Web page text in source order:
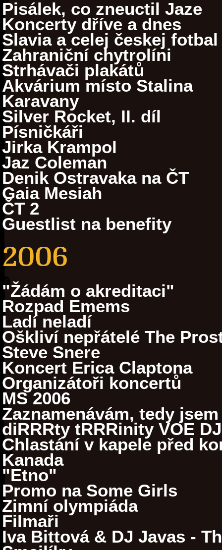
Pisálek, co zneuctil Jaze
Koncerty dříve a dnes
Slavia a celej českej fotbal
Zahraniční chytrolíni
Strhávači plakátů
Akvárium místo Stalina
Karavany
Silver Rocket, II. díl
Písničkáři
Jirka Krampol
Jaz Coleman
Denik Ostravaka na ČT
Gaia Mesiah
ČT 2
Guestlist na benefity
2006
"Žádám o akreditaci"
Rozpad Emems
Ladí neladí
Oškliví nepřátelé The
Steve Snere
Koncert Erica Claptona
Organizátoři koncertů
MS 2006
Zaznamenávám, tedy jsem
diRRRty tRRRinity VOE
Chlastání v kapele před
Kanada
"Etno"
Promo na Some Girls
Zimní olympiáda
Filmaři
Iva Bittová & DJ Javas -